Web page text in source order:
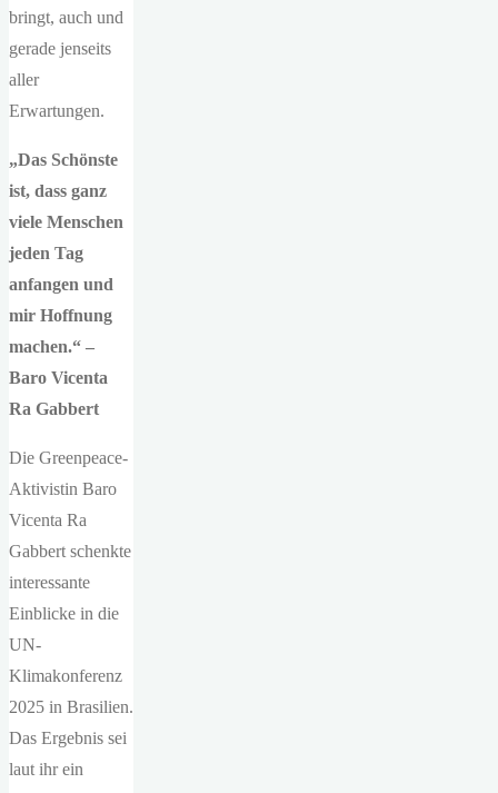
bringt, auch und
gerade jenseits
aller
Erwartungen.
„Das Schönste
ist, dass ganz
viele Menschen
jeden Tag
anfangen und
mir Hoffnung
machen.“ –
Baro Vicenta
Ra Gabbert
Die Greenpeace-
Aktivistin Baro
Vicenta Ra
Gabbert schenkte
interessante
Einblicke in die
UN-
Klimakonferenz
2025 in Brasilien.
Das Ergebnis sei
laut ihr ein